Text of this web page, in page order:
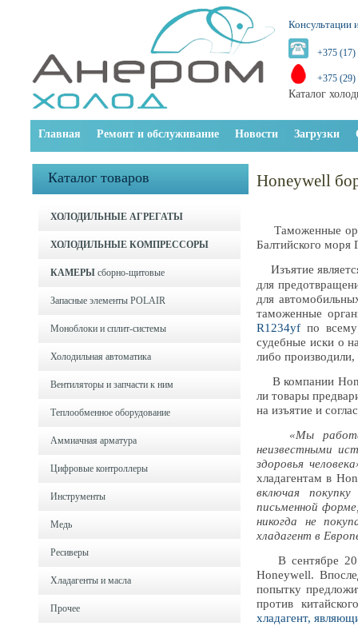
Консультации
+375 (17)
+375 (29)
Каталог
Главная Ремонт и обслуживание Новости Загрузки
Каталог товаров
ХОЛОДИЛЬНЫЕ АГРЕГАТЫ
ХОЛОДИЛЬНЫЕ КОМПРЕССОРЫ
КАМЕРЫ сборно-щитовые
Запасные элементы POLAIR
Моноблоки и cплит-системы
Холодильная автоматика
Вентиляторы и запчасти к ним
Теплообменное оборудование
Аммиачная арматура
Цифровые контроллеры
Инструменты
Медь
Ресиверы
Хладагенты и масла
Прочее
Honeywell
Таможенные
Балтийского моря
Изъятие
для
для
таможенные
R1234yf по
судебные иски о
либо
В компании
ли товары
на изъятие и
«Мы
неизвестными
здоровья
хладагентам в
включая
письменной
никогда не
хладагент в
В сентябре
Honeywell.
попытку
против
хладагент,